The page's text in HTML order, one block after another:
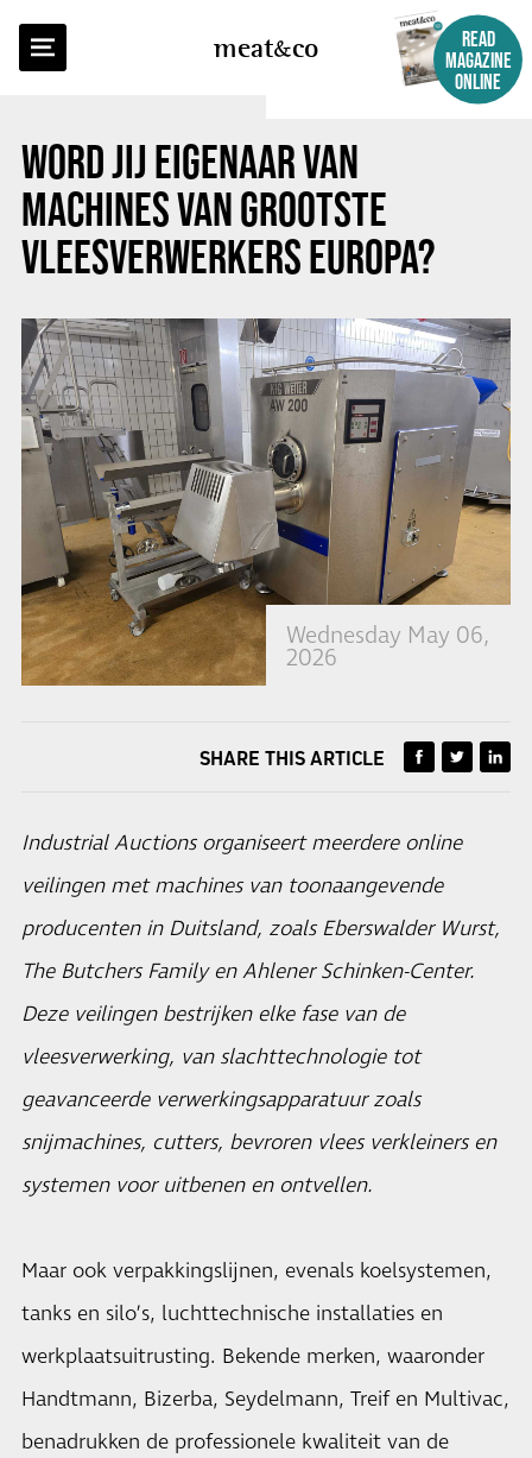
meatco
READ
MAGAZINE
ONLINE
WORD JIJ EIGENAAR VAN
MACHINES VAN GROOTSTE
VLEESVERWERKERS EUROPA?
Wednesday May 06,
2026
BACK TO OVERVIEW
SHARE THIS ARTICLE
Industrial Auctions organiseert meerdere online
veilingen met machines van toonaangevende
producenten in Duitsland, zoals Eberswalder Wurst,
The Butchers Family en Ahlener Schinken-Center.
Deze veilingen bestrijken elke fase van de
vleesverwerking, van slachttechnologie tot
geavanceerde verwerkingsapparatuur zoals
snijmachines, cutters, bevroren vlees verkleiners en
systemen voor uitbenen en ontvellen.
Maar ook verpakkingslijnen, evenals koelsystemen,
tanks en silo’s, luchttechnische installaties en
werkplaatsuitrusting. Bekende merken, waaronder
Handtmann, Bizerba, Seydelmann, Treif en Multivac,
benadrukken de professionele kwaliteit van de